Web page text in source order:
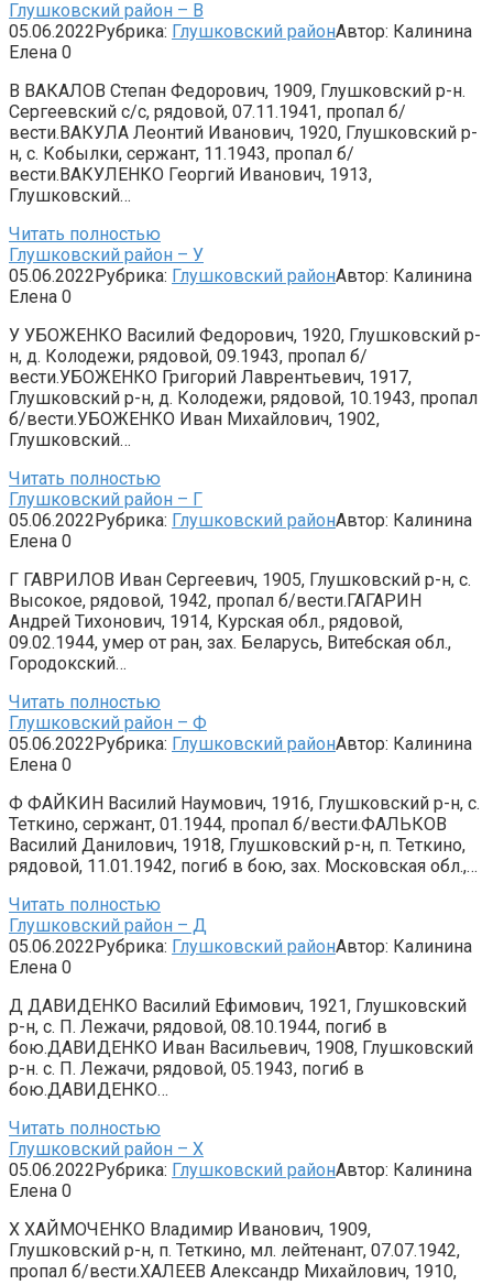
Глушковский район – В
05.06.2022Рубрика: Глушковский районАвтор: Калинина
Елена 0
В ВАКАЛОВ Степан Федорович, 1909, Глушковский р-н.
Сергеевский с/с, рядовой, 07.11.1941, пропал б/
вести.ВАКУЛА Леонтий Иванович, 1920, Глушковский р-
н, с. Кобылки, сержант, 11.1943, пропал б/
вести.ВАКУЛЕНКО Георгий Иванович, 1913,
Глушковский…
Читать полностью
Глушковский район – У
05.06.2022Рубрика: Глушковский районАвтор: Калинина
Елена 0
У УБОЖЕНКО Василий Федорович, 1920, Глушковский р-
н, д. Колодежи, рядовой, 09.1943, пропал б/
вести.УБОЖЕНКО Григорий Лаврентьевич, 1917,
Глушковский р-н, д. Колодежи, рядовой, 10.1943, пропал
б/вести.УБОЖЕНКО Иван Михайлович, 1902,
Глушковский…
Читать полностью
Глушковский район – Г
05.06.2022Рубрика: Глушковский районАвтор: Калинина
Елена 0
Г ГАВРИЛОВ Иван Сергеевич, 1905, Глушковский р-н, с.
Высокое, рядовой, 1942, пропал б/вести.ГАГАРИН
Андрей Тихонович, 1914, Курская обл., рядовой,
09.02.1944, умер от ран, зах. Беларусь, Витебская обл.,
Городокский…
Читать полностью
Глушковский район – Ф
05.06.2022Рубрика: Глушковский районАвтор: Калинина
Елена 0
Ф ФАЙКИН Василий Наумович, 1916, Глушковский р-н, с.
Теткино, сержант, 01.1944, пропал б/вести.ФАЛЬКОВ
Василий Данилович, 1918, Глушковский р-н, п. Теткино,
рядовой, 11.01.1942, погиб в бою, зах. Московская обл.,…
Читать полностью
Глушковский район – Д
05.06.2022Рубрика: Глушковский районАвтор: Калинина
Елена 0
Д ДАВИДЕНКО Василий Ефимович, 1921, Глушковский
р-н, с. П. Лежачи, рядовой, 08.10.1944, погиб в
бою.ДАВИДЕНКО Иван Васильевич, 1908, Глушковский
р-н. с. П. Лежачи, рядовой, 05.1943, погиб в
бою.ДАВИДЕНКО…
Читать полностью
Глушковский район – Х
05.06.2022Рубрика: Глушковский районАвтор: Калинина
Елена 0
Х ХАЙМОЧЕНКО Владимир Иванович, 1909,
Глушковский р-н, п. Теткино, мл. лейтенант, 07.07.1942,
пропал б/вести.ХАЛЕЕВ Александр Михайлович, 1910,